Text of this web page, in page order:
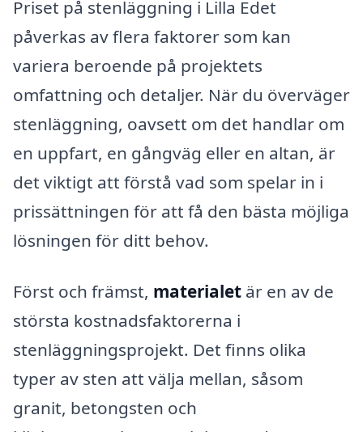
Priset på stenläggning i Lilla Edet
påverkas av flera faktorer som kan
variera beroende på projektets
omfattning och detaljer. När du överväger
stenläggning, oavsett om det handlar om
en uppfart, en gångväg eller en altan, är
det viktigt att förstå vad som spelar in i
prissättningen för att få den bästa möjliga
lösningen för ditt behov.
Först och främst, materialet är en av de
största kostnadsfaktorerna i
stenläggningsprojekt. Det finns olika
typer av sten att välja mellan, såsom
granit, betongsten och